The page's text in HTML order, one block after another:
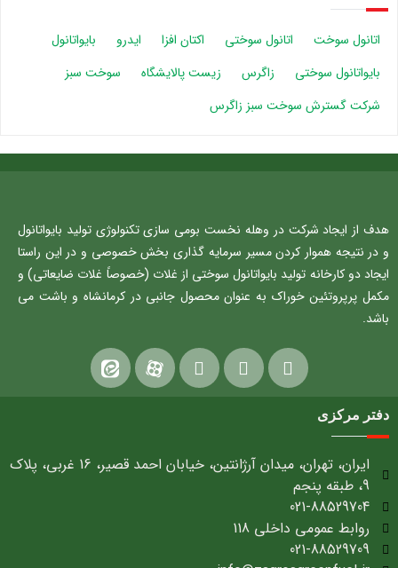
اتانول سوخت اتانول سوختی اکتان افزا ایدرو
بایواتانول
بایواتانول سوختی
زاگرس زیست پالایشگاه
سوخت سبز
شرکت گسترش سوخت سبز زاگرس
هدف از ایجاد شرکت در وهله نخست بومی سازی تکنولوژی تولید بایواتانول
و در نتیجه هموار کردن مسیر سرمایه گذاری بخش خصوصی و در این راستا
ایجاد دو کارخانه تولید بایواتانول سوختی از غلات (خصوصاً غلات ضایعاتی) و
مکمل پرپروتئین خوراک به عنوان محصول جانبی در کرمانشاه و باشت می
باشد.
دفتر مرکزی
ایران، تهران، میدان آرژانتین، خیابان احمد قصیر، 16 غربی، پلاک
9، طبقه پنجم
021-88529704
روابط عمومی داخلی 118
021-88529709